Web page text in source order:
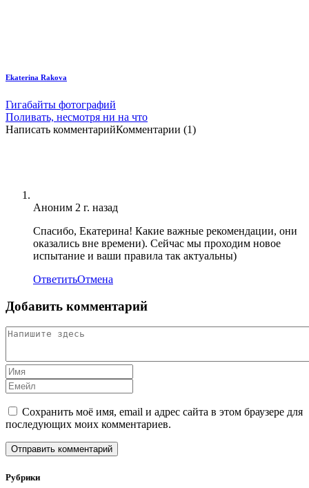
Ekaterina Rakova
Гигабайты фотографий
Поливать, несмотря ни на что
Написать комментарийКомментарии (1)
Аноним 2 г. назад
Спасибо, Екатерина! Какие важные рекомендации, они
оказались вне времени). Сейчас мы проходим новое
испытание и ваши правила так актуальны)
ОтветитьОтмена
Добавить комментарий
Сохранить моё имя, email и адрес сайта в этом браузере для
последующих моих комментариев.
Рубрики